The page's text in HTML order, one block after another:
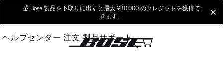
Main
💰 Bose 製品を下取りに出すと最大 ¥30,000 のクレジットを獲得で
きます。
ヘルプセンター 注文 製品サポート